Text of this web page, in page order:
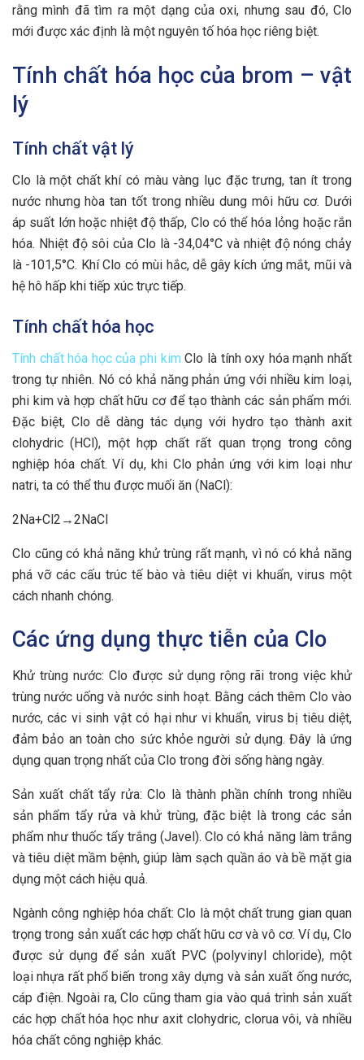
rằng mình đã tìm ra một dạng của oxi, nhưng sau đó, Clo
mới được xác định là một nguyên tố hóa học riêng biệt.
Tính chất hóa học của brom – vật
lý
Tính chất vật lý
Clo là một chất khí có màu vàng lục đặc trưng, tan ít trong
nước nhưng hòa tan tốt trong nhiều dung môi hữu cơ. Dưới
áp suất lớn hoặc nhiệt độ thấp, Clo có thể hóa lỏng hoặc rắn
hóa. Nhiệt độ sôi của Clo là -34,04°C và nhiệt độ nóng chảy
là -101,5°C. Khí Clo có mùi hắc, dễ gây kích ứng mắt, mũi và
hệ hô hấp khi tiếp xúc trực tiếp.
Tính chất hóa học
Tính chất hóa học của phi kim Clo là tính oxy hóa mạnh nhất
trong tự nhiên. Nó có khả năng phản ứng với nhiều kim loại,
phi kim và hợp chất hữu cơ để tạo thành các sản phẩm mới.
Đặc biệt, Clo dễ dàng tác dụng với hydro tạo thành axit
clohydric (HCl), một hợp chất rất quan trọng trong công
nghiệp hóa chất. Ví dụ, khi Clo phản ứng với kim loại như
natri, ta có thể thu được muối ăn (NaCl):
2Na+Cl2​→2NaCl
Clo cũng có khả năng khử trùng rất mạnh, vì nó có khả năng
phá vỡ các cấu trúc tế bào và tiêu diệt vi khuẩn, virus một
cách nhanh chóng.
Các ứng dụng thực tiễn của Clo
Khử trùng nước: Clo được sử dụng rộng rãi trong việc khử
trùng nước uống và nước sinh hoạt. Bằng cách thêm Clo vào
nước, các vi sinh vật có hại như vi khuẩn, virus bị tiêu diệt,
đảm bảo an toàn cho sức khỏe người sử dụng. Đây là ứng
dụng quan trọng nhất của Clo trong đời sống hàng ngày.
Sản xuất chất tẩy rửa: Clo là thành phần chính trong nhiều
sản phẩm tẩy rửa và khử trùng, đặc biệt là trong các sản
phẩm như thuốc tẩy trắng (Javel). Clo có khả năng làm trắng
và tiêu diệt mầm bệnh, giúp làm sạch quần áo và bề mặt gia
dụng một cách hiệu quả.
Ngành công nghiệp hóa chất: Clo là một chất trung gian quan
trọng trong sản xuất các hợp chất hữu cơ và vô cơ. Ví dụ, Clo
được sử dụng để sản xuất PVC (polyvinyl chloride), một
loại nhựa rất phổ biến trong xây dựng và sản xuất ống nước,
cáp điện. Ngoài ra, Clo cũng tham gia vào quá trình sản xuất
các hợp chất hóa học như axit clohydric, clorua vôi, và nhiều
hóa chất công nghiệp khác.